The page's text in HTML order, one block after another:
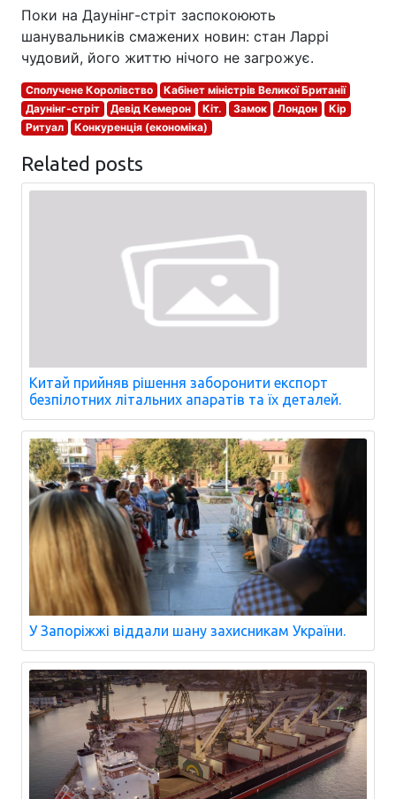
Поки на Даунінг-стріт заспокоюють
шанувальників смажених новин: стан Ларрі
чудовий, його життю нічого не загрожує.
Сполучене Королівство
Кабінет міністрів Великої Британії
Даунінг-стріт
Девід Кемерон Кіт. Замок Лондон
Кір
Ритуал
Конкуренція (економіка)
Related posts
Китай прийняв рішення заборонити експорт
безпілотних літальних апаратів та їх деталей.
У Запоріжжі віддали шану захисникам України.